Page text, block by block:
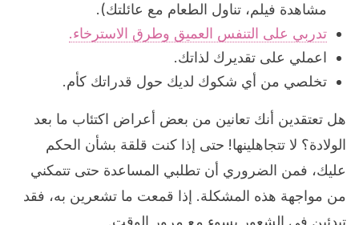
مشاهدة فيلم، تناول الطعام مع عائلتك).
تدربي على التنفس العميق وطرق الاسترخاء.
اعملي على تقديرك لذاتك.
تخلصي من أي شكوك لديك حول قدراتك كأم.
هل تعتقدين أنك تعانين من بعض أعراض اكتئاب ما بعد
الولادة؟ لا تتجاهلينها! حتى إذا كنت قلقة بشأن الحكم
عليك، فمن الضروري أن تطلبي المساعدة حتى تتمكني
من مواجهة هذه المشكلة. إذا قمعت ما تشعرين به، فقد
تبدئين في الشعور بسوء مع مرور الوقت.